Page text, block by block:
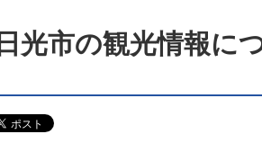
日光市の観光情報に